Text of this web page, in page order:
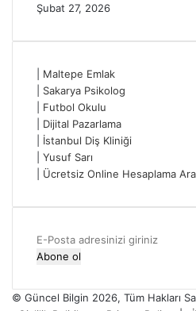
Şubat 27, 2026
Maltepe Emlak
Sakarya Psikolog
Futbol Okulu
Dijital Pazarlama
İstanbul Diş Kliniği
Yusuf Sarı
Ücretsiz Online Hesaplama
E-
Posta
giriniz
© Güncel Bilgin 2026, Tüm Hakları